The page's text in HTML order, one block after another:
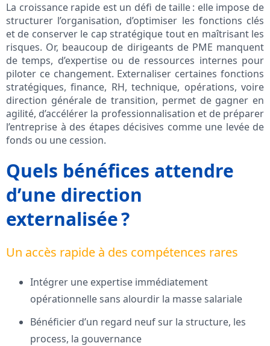
La croissance rapide est un défi de taille : elle impose de
structurer l’organisation, d’optimiser les fonctions clés
et de conserver le cap stratégique tout en maîtrisant les
risques. Or, beaucoup de dirigeants de PME manquent
de temps, d’expertise ou de ressources internes pour
piloter ce changement. Externaliser certaines fonctions
stratégiques, finance, RH, technique, opérations, voire
direction générale de transition, permet de gagner en
agilité, d’accélérer la professionnalisation et de préparer
l’entreprise à des étapes décisives comme une levée de
fonds ou une cession.
Quels bénéfices attendre
d’une direction
externalisée ?
Un accès rapide à des compétences rares
Intégrer une expertise immédiatement
opérationnelle sans alourdir la masse salariale
Bénéficier d’un regard neuf sur la structure, les
process, la gouvernance